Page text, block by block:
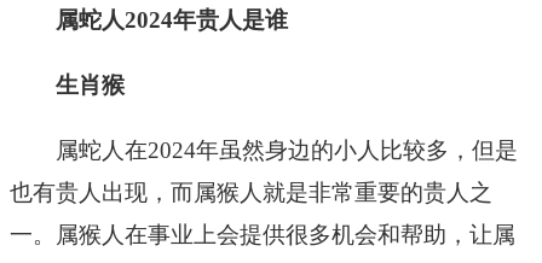
属蛇人2024年贵人是谁
生肖猴
属蛇人在2024年虽然身边的小人比较多，但是
也有贵人出现，而属猴人就是非常重要的贵人之
一。属猴人在事业上会提供很多机会和帮助，让属